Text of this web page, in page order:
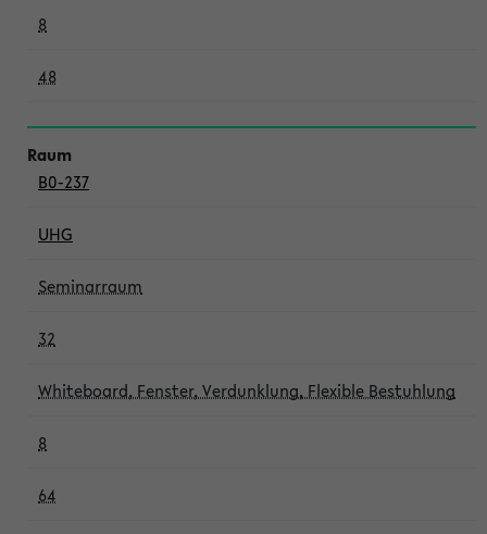
8
48
B0-237
UHG
Seminarraum
32
Whiteboard, Fenster, Verdunklung, Flexible Bestuhlung
8
64